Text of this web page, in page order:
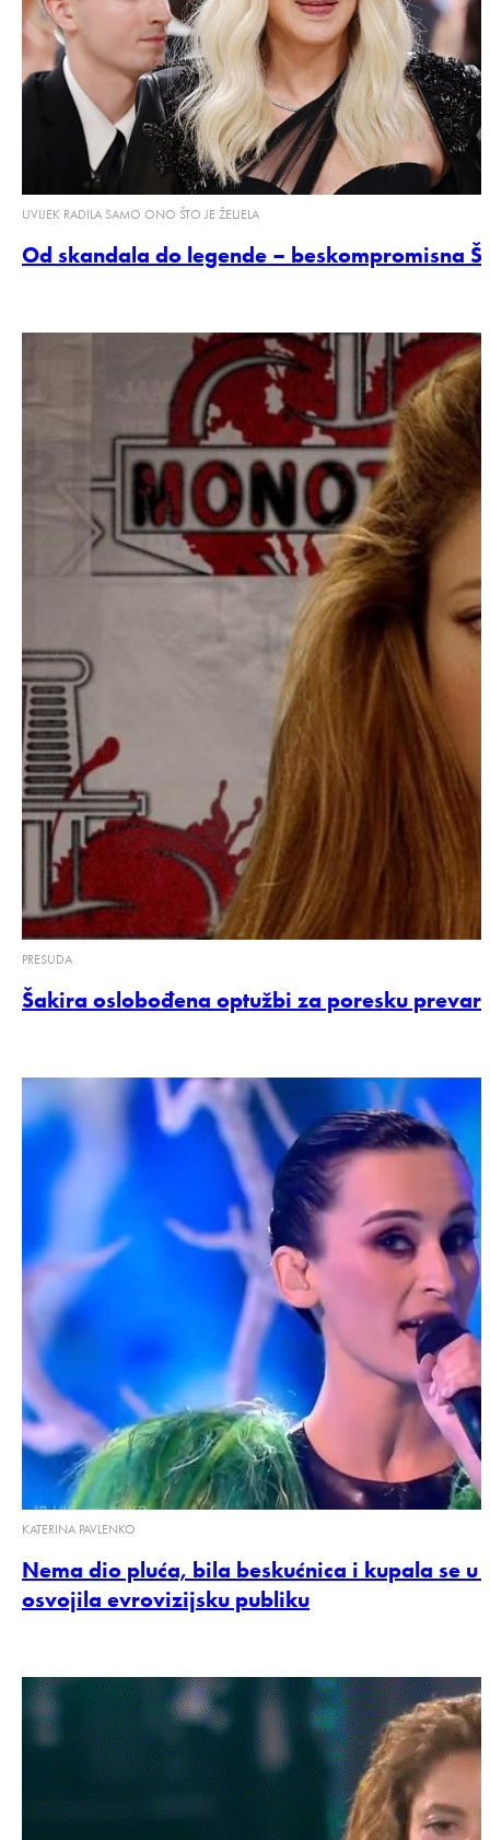
UVIJEK RADILA SAMO ONO ŠTO JE ŽELJELA
Od skandala do legende – beskompromisna
PRESUDA
Šakira oslobođena optužbi za poresku
KATERINA PAVLENKO
Nema dio pluća, bila beskućnica i kupala se
osvojila evrovizijsku publiku